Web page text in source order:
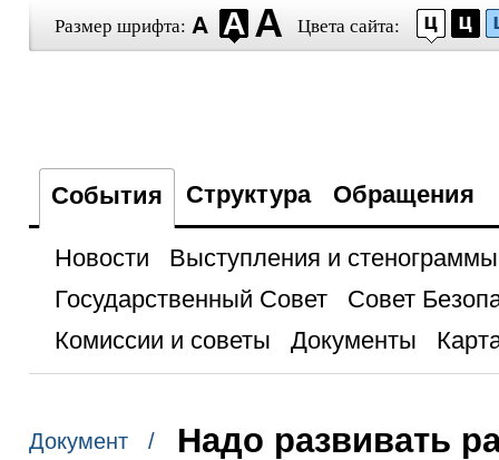
Размер шрифта: Цвета сайта:
События Структура Обращения
Новости
Выступления и стенограммы
Государственный Совет
Совет
Комиссии и советы
Документы
Документ /
Надо развивать